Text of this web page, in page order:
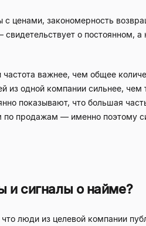
ценами, закономерность
о постоянном,
важнее, чем общее
из одной компании сильнее,
показывают, что большая
продажам — именно поэтому
и сигналы о найме?
люди из целевой компании